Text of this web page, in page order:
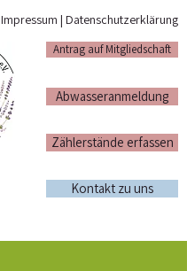
Impressum | Datenschutzerklärung
Antrag auf Mitgliedschaft
Abwasseranmeldung
Zählerstände erfassen
Kontakt zu uns